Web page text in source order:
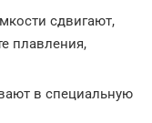
сдвигают,
плавления,
в специальную